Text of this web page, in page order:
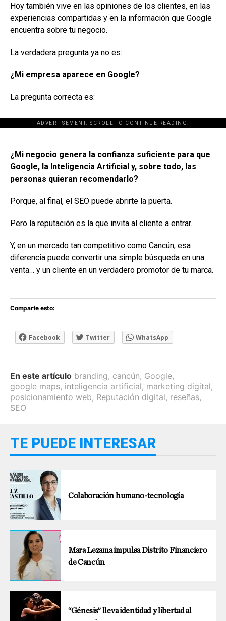
Hoy también vive en las opiniones de los clientes, en las
experiencias compartidas y en la información que Google
encuentra sobre tu negocio.
La verdadera pregunta ya no es:
¿Mi empresa aparece en Google?
La pregunta correcta es:
ADVERTISEMENT. SCROLL TO CONTINUE READING.
[adsforwp id="243463"]
¿Mi negocio genera la confianza suficiente para que
Google, la Inteligencia Artificial y, sobre todo, las
personas quieran recomendarlo?
Porque, al final, el SEO puede abrirte la puerta.
Pero la reputación es la que invita al cliente a entrar.
Y, en un mercado tan competitivo como Cancún, esa
diferencia puede convertir una simple búsqueda en una
venta… y un cliente en un verdadero promotor de tu marca.
Comparte esto:
Facebook Twitter WhatsApp
En este artículo branding, cancún, Google,
google maps, inteligencia artificial, marketing digital,
posicionamiento web, Reputación digital, reseñas,
SEO
TE PUEDE INTERESAR
Colaboración humano-tecnología
Mara Lezama impulsa Distrito Financiero
de Cancún
“Génesis” lleva identidad y libertad al